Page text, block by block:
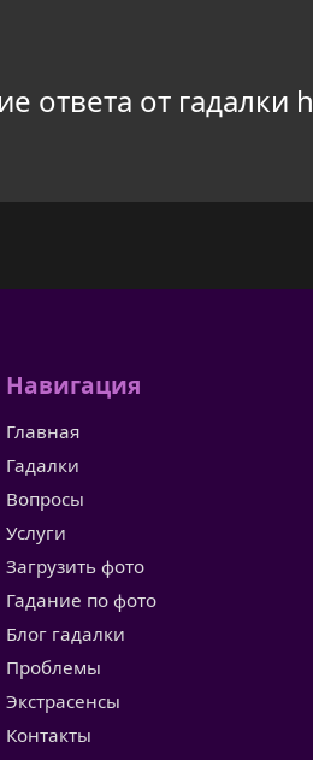
ответа от
Навигация
Главная
Гадалки
Вопросы
Услуги
Загрузить фото
Гадание по фото
Блог гадалки
Проблемы
Экстрасенсы
Контакты